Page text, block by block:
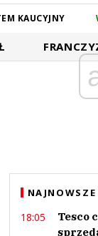
KAUCYJNY
18:05
Tesco